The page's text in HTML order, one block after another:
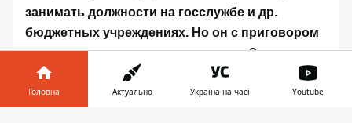
занимать должности на госслужбе и др.
бюджетных учреждениях. Но он с приговором
не согласился и подал апелляцию. За что
наказали?
В 2015 году Алексей Баканов занимал должность
Головна Актуально Україна на часі Youtube